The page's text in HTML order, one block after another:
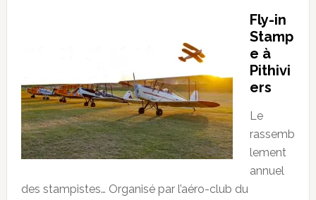
Fly-in
Stamp
e à
Pithivi
ers
Le
rassemb
lement
annuel
des stampistes… Organisé par l’aéro-club du